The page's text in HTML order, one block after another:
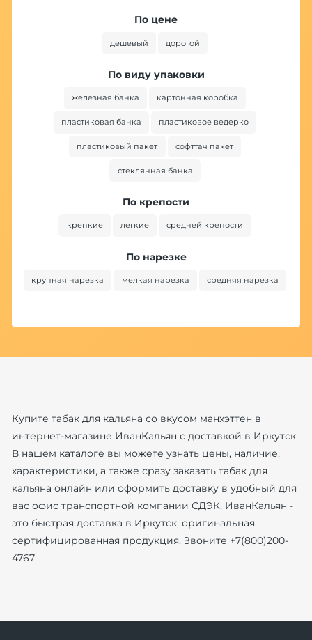
По цене
дешевый дорогой
По виду упаковки
железная банка картонная коробка
пластиковая банка пластиковое ведерко
пластиковый пакет софттач пакет
стеклянная банка
По крепости
крепкие легкие средней крепости
По нарезке
крупная нарезка мелкая нарезка средняя нарезка
Купите табак для кальяна со вкусом манхэттен в
интернет-магазине ИванКальян с доставкой в Иркутск.
В нашем каталоге вы можете узнать цены, наличие,
характеристики, а также сразу заказать табак для
кальяна онлайн или оформить доставку в удобный для
вас офис транспортной компании СДЭК. ИванКальян -
это быстрая доставка в Иркутск, оригинальная
сертифицированная продукция. Звоните +7(800)200-
4767